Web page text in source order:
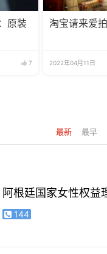
原装
7
淘宝请来爱
2022年04月11日
最新 最早
阿根廷国家女性权益
144